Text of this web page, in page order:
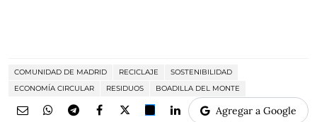
COMUNIDAD DE MADRID RECICLAJE
SOSTENIBILIDAD
ECONOMÍA CIRCULAR
RESIDUOS BOADILLA DEL MONTE
Agregar a Google